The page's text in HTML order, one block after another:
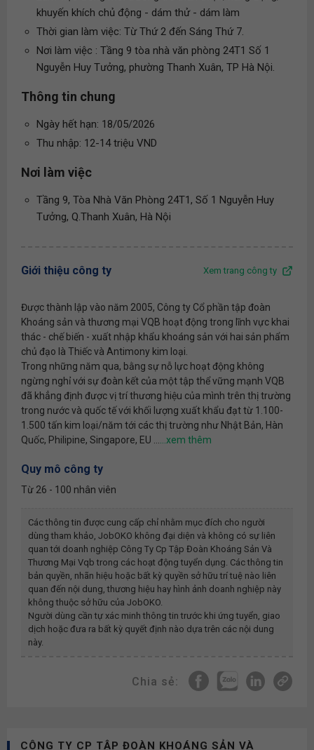
khuyến khích chủ động - dám thử - dám làm
Thời gian làm việc: Từ Thứ 2 đến Sáng Thứ 7.
Nơi làm việc : Tầng 9 tòa nhà văn phòng 24T1 Số 1
Nguyễn Huy Tưởng, phường Thanh Xuân, TP Hà Nội.
Thông tin chung
Ngày hết hạn: 18/05/2026
Thu nhập: 12-14 triệu VND
Nơi làm việc
Tầng 9, Tòa Nhà Văn Phòng 24T1, Số 1 Nguyễn Huy
Tưởng, Q.Thanh Xuân, Hà Nội
Giới thiệu công ty Xem trang công ty
Được thành lập vào năm 2005, Công ty Cổ phần tập đoàn
Khoáng sản và thương mại VQB hoạt động trong lĩnh vực khai
thác - chế biến - xuất nhập khẩu khoáng sản với hai sản phẩm
chủ đạo là Thiếc và Antimony kim loại.
Trong những năm qua, bằng sự nỗ lực hoạt động không
ngừng nghỉ với sự đoàn kết của một tập thể vững mạnh VQB
đã khẳng định được vị trí thương hiệu của mình trên thị trường
trong nước và quốc tế với khối lượng xuất khẩu đạt từ 1.100-
1.500 tấn kim loại/năm tới các thị trường như Nhật Bản, Hàn
Quốc, Philipine, Singapore, EU ...
Quy mô công ty
Từ 26 - 100 nhân viên
Các thông tin được cung cấp chỉ nhằm mục đích cho người
dùng tham khảo, JobOKO không đại diện và không có sự liên
quan tới doanh nghiệp Công Ty Cp Tập Đoàn Khoáng Sản Và
Thương Mại Vqb trong các hoạt động tuyển dụng. Các thông tin
bản quyền, nhãn hiệu hoặc bất kỳ quyền sở hữu trí tuệ nào liên
quan đến nội dung, thương hiệu hay hình ảnh doanh nghiệp này
không thuộc sở hữu của JobOKO.
Người dùng cần tự xác minh thông tin trước khi ứng tuyển, giao
dịch hoặc đưa ra bất kỳ quyết định nào dựa trên các nội dung
này.
Chia sẻ:
CÔNG TY CP TẬP ĐOÀN KHOÁNG SẢN VÀ